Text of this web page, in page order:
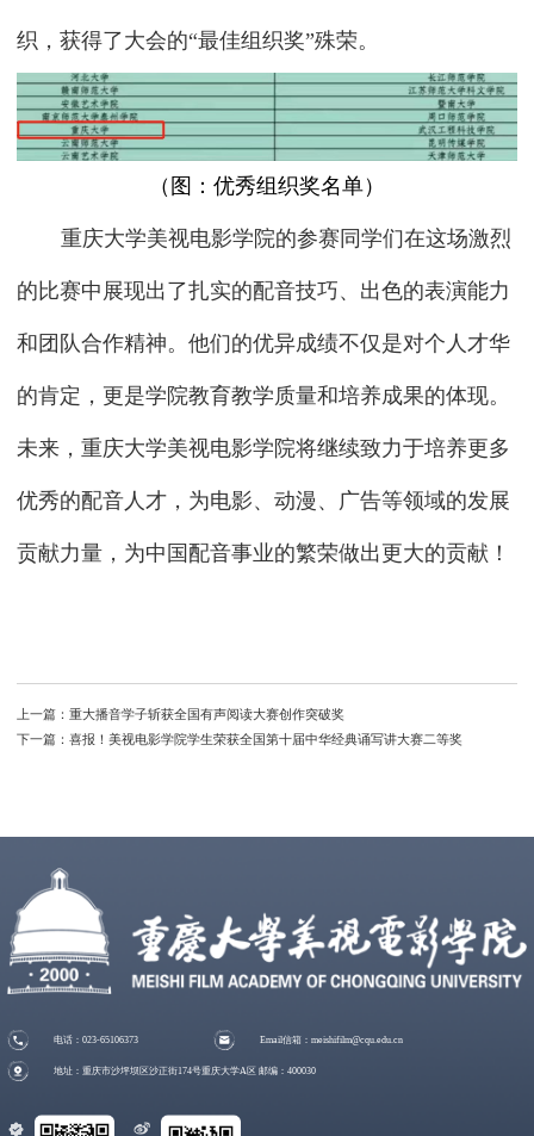
织，获得了大会的“最佳组织奖”殊荣。
（图：优秀组织奖名单）
重庆大学美视电影学院的参赛同学们在这场激烈
的比赛中展现出了扎实的配音技巧、出色的表演能力
和团队合作精神。他们的优异成绩不仅是对个人才华
的肯定，更是学院教育教学质量和培养成果的体现。
未来，重庆大学美视电影学院将继续致力于培养更多
优秀的配音人才，为电影、动漫、广告等领域的发展
贡献力量，为中国配音事业的繁荣做出更大的贡献！
上一篇：重大播音学子斩获全国有声阅读大赛创作突破奖
下一篇：喜报！美视电影学院学生荣获全国第十届中华经典诵写讲大赛二等奖
电话：023-65106373 Email信箱：meishifilm@cqu.edu.cn
地址：重庆市沙坪坝区沙正街174号重庆大学A区 邮编：400030